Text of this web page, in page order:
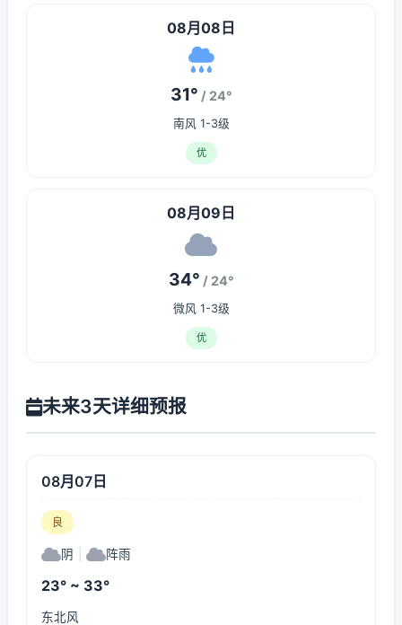
08月08日
31° / 24°
南风 1-3级
优
08月09日
34° / 24°
微风 1-3级
优
未来3天详细预报
08月07日
良
阴 阵雨
23° ~ 33°
东北风